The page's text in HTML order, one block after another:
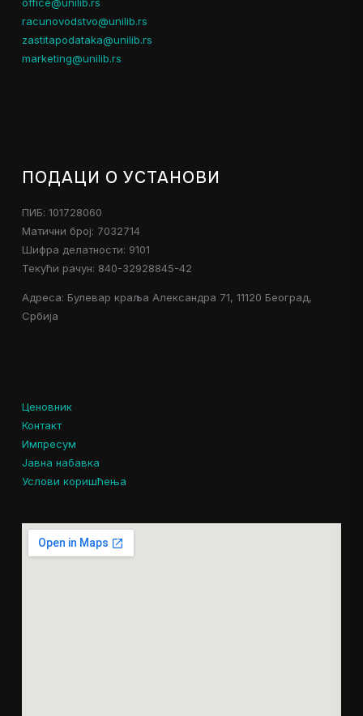
racunovodstvo@unilib.rs
zastitapodataka@unilib.rs
marketing@unilib.rs
ПОДАЦИ О УСТАНОВИ
ПИБ: 101728060
Матични број: 7032714
Шифра делатности: 9101
Текући рачун: 840-32928845-42
Адреса: Булевар краља Александра 71, 11120 Београд,
Србија
Ценовник
Контакт
Импресум
Јавна набавка
Услови коришћења